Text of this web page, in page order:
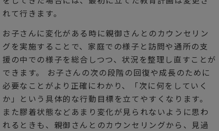
れて行きます。
お子さんに変化がある時に親御さんとのカウンセリン
グを実施することで、家庭での様子と訪問や通所の支
援の中での様子を総合しつつ、状況を整理し直すことが
できます。 お子さんの次の段階の回復や成長のために
必要なことがより正確にわかり、「次に何をしていく
か」という具体的な行動目標を立てやすくなります。
また膠着状態などあまり変化が見られないように思わ
れるときも、親御さんとのカウンセリングから、見過